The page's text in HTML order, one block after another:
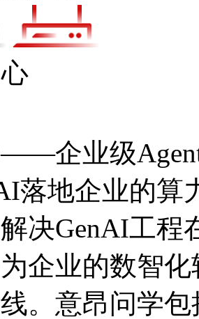
企业级
地企业的算力
解决GenAI工程在
在为企业的数
。意昂问学包